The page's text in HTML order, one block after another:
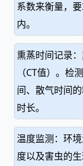
系数来衡量，
内。
熏蒸时间记录
（CT值）。
间、散气时间
时长。
温度监测：环
度以及害虫的